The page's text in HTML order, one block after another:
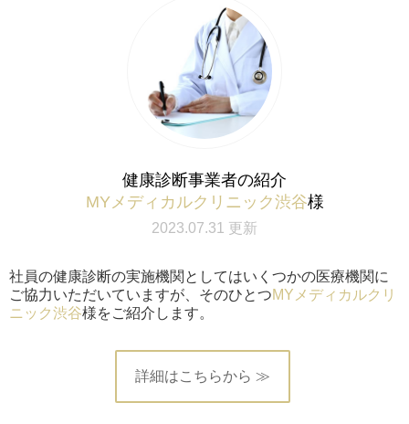
健康診断事業者の紹介
MYメディカルクリニック渋谷様
2023.07.31 更新
社員の健康診断の実施機関としてはいくつかの医療機関に
ご協力いただいていますが、そのひとつMYメディカルクリ
ニック渋谷様をご紹介します。
詳細はこちらから ≫